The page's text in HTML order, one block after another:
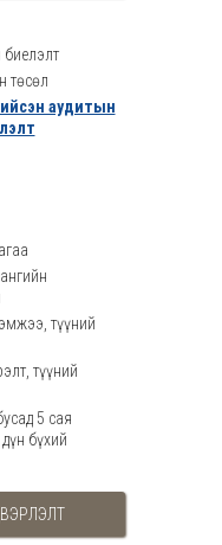
биелэлт
төсөл
аудитын
түүний
түүний
5 сая
бүхий